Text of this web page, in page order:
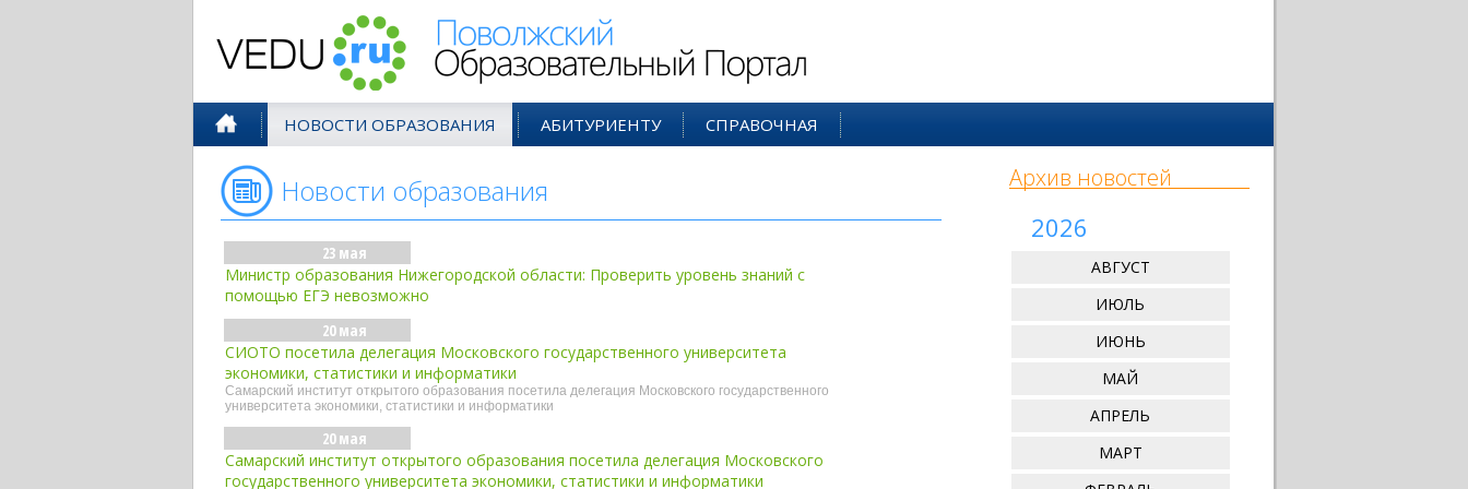
НОВОСТИ ОБРАЗОВАНИЯ АБИТУРИЕНТУ СПРАВОЧНАЯ
Новости образования
23 мая
Министр образования Нижегородской области: Проверить уровень знаний с
помощью ЕГЭ невозможно
20 мая
СИОТО посетила делегация Московского государственного университета
экономики, статистики и информатики
Самарский институт открытого образования посетила делегация Московского государственного
университета экономики, статистики и информатики
20 мая
Самарский институт открытого образования посетила делегация Московского
государственного университета экономики, статистики и информатики
Архив новостей
2026
АВГУСТ
ИЮЛЬ
ИЮНЬ
МАЙ
АПРЕЛЬ
МАРТ